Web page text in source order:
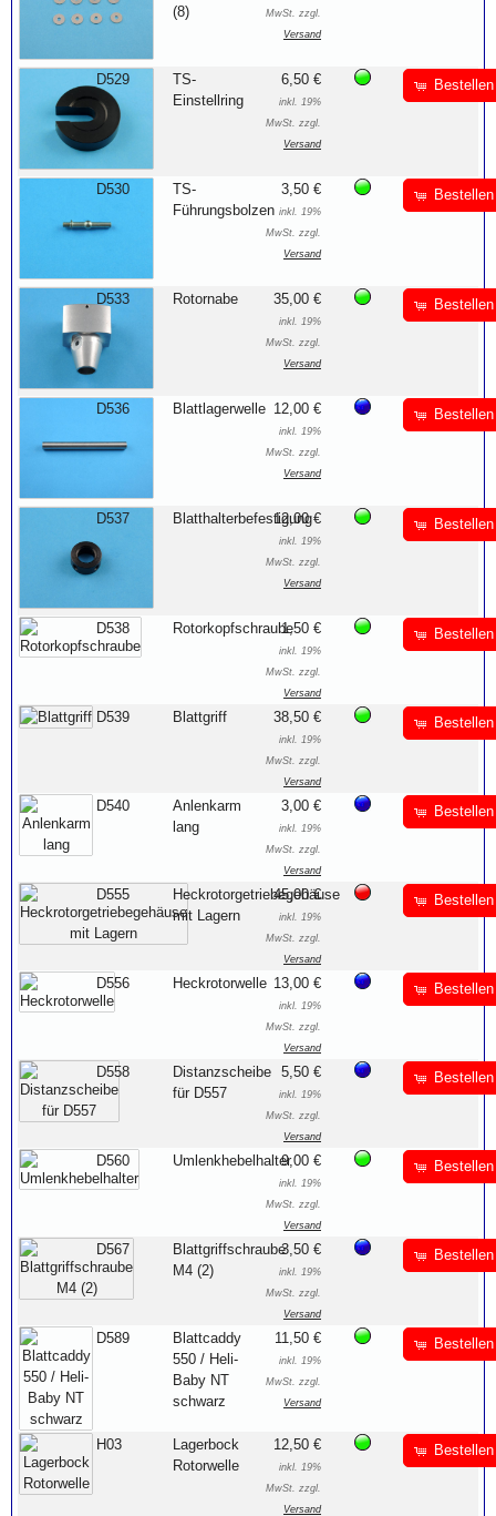
(8)
MwSt. zzgl.
Versand
D529
TS-
Einstellring
6,50 €
inkl. 19%
MwSt. zzgl.
Versand
Bestellen
D530
TS-
Führungsbolzen
3,50 €
inkl. 19%
MwSt. zzgl.
Versand
Bestellen
D533 Rotornabe 35,00 €
inkl. 19%
MwSt. zzgl.
Versand
Bestellen
D536 Blattlagerwelle 12,00 €
inkl. 19%
MwSt. zzgl.
Versand
Bestellen
D537 Blatthalterbefestigung
12,00 €
inkl. 19%
MwSt. zzgl.
Versand
Bestellen
D538 Rotorkopfschraube1,50 €
inkl. 19%
MwSt. zzgl.
Versand
Bestellen
D539 Blattgriff 38,50 €
inkl. 19%
MwSt. zzgl.
Versand
Bestellen
D540
Anlenkarm
lang
3,00 €
inkl. 19%
MwSt. zzgl.
Versand
Bestellen
D555
Heckrotorgetriebegehäuse
mit Lagern
45,00 €
inkl. 19%
MwSt. zzgl.
Versand
Bestellen
D556 Heckrotorwelle 13,00 €
inkl. 19%
MwSt. zzgl.
Versand
Bestellen
D558
Distanzscheibe
für D557
5,50 €
inkl. 19%
MwSt. zzgl.
Versand
Bestellen
D560 Umlenkhebelhalter9,00 €
inkl. 19%
MwSt. zzgl.
Versand
Bestellen
D567
Blattgriffschraube
M4 (2)
3,50 €
inkl. 19%
MwSt. zzgl.
Versand
Bestellen
D589
Blattcaddy
550 / Heli-
Baby NT
schwarz
11,50 €
inkl. 19%
MwSt. zzgl.
Versand
Bestellen
H03
Lagerbock
Rotorwelle
12,50 €
inkl. 19%
MwSt. zzgl.
Versand
Bestellen